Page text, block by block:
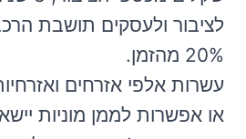
לציבור ולעסקים תושבת
20% מהזמן.
עשרות אלפי אזרחים
או אפשרות לממן מוניות